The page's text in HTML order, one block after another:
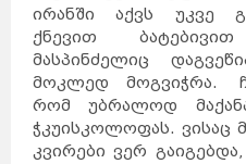
ირანში აქვს უკვე
ქნევით
მასპინძელიც
მოკლედ მოგვიჭრა.
რომ უბრალოდ მაქანა
ჭკუისკოლოფას. ვისაც
კვირები ვერ